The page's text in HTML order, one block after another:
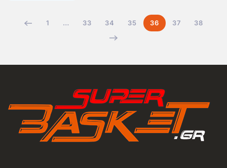
1 … 33 34 35 36 37 38